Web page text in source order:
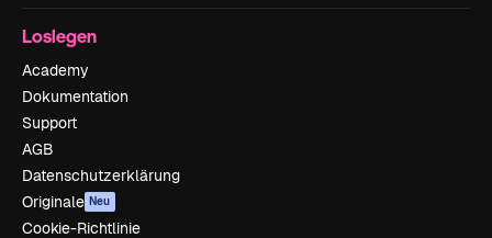
Loslegen
Academy
Dokumentation
Support
AGB
Datenschutzerklärung
Originale Neu
Cookie-Richtlinie